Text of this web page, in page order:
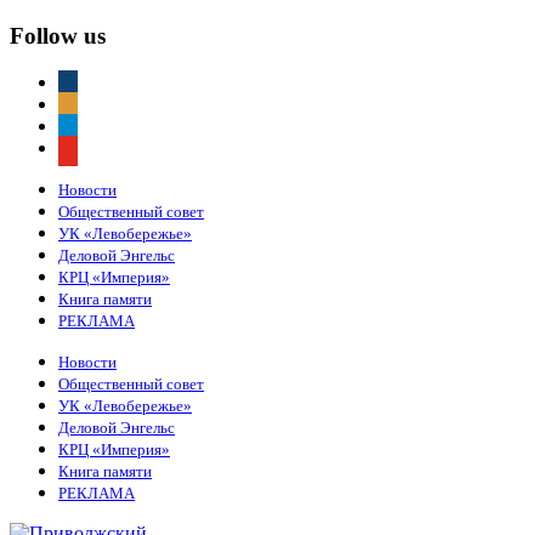
Follow us
Новости
Общественный совет
УК «Левобережье»
Деловой Энгельс
КРЦ «Империя»
Книга памяти
РЕКЛАМА
Новости
Общественный совет
УК «Левобережье»
Деловой Энгельс
КРЦ «Империя»
Книга памяти
РЕКЛАМА